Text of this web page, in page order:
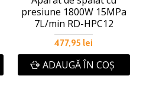
presiune 1800W 15MPa
7L/min RD-HPC12
477,95 lei
ADAUGĂ ÎN COŞ